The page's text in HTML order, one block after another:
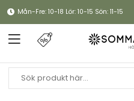
Mån-Fre: 10-18 Lör: 10-15 Sön: 11-15